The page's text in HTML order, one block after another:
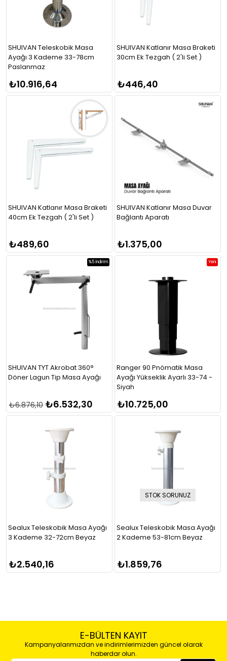
SHUIVAN Teleskobik Masa
Ayağı 3 Kademe 33-78cm
Paslanmaz
₺10.916,64
SHUIVAN Katlanır Masa Braketi
30cm Ek Tezgah ( 2'li Set )
₺446,40
SHUIVAN Katlanır Masa Braketi
40cm Ek Tezgah ( 2'li Set )
₺489,60
SHUIVAN Katlanır Masa Duvar
Bağlantı Aparatı
₺1.375,00
SHUIVAN TYT Akrobat 360°
Döner Lagun Tip Masa Ayağı
₺6.532,30
₺6.876,10
%5İndirim
Ranger 90 Pnömatik Masa
Ayağı Yükseklik Ayarlı 33-74 -
Siyah
₺10.725,00
Yeni
Sealux Teleskobik Masa Ayağı
3 Kademe 32-72cm Beyaz
₺2.540,16
STOK SORUNUZ
Sealux Teleskobik Masa Ayağı
2 Kademe 53-81cm Beyaz
₺1.859,76
E-BÜLTEN KAYIT
Kampanyalarımızdan ve indirimlerimizden güncel olarak
haberdar olun.